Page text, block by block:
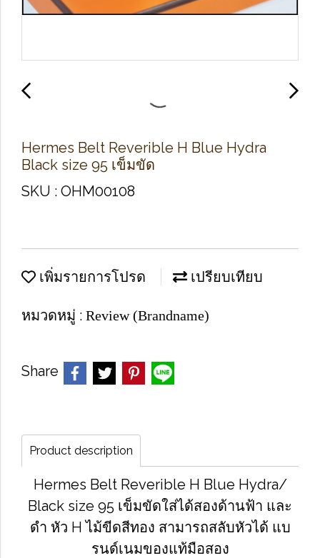
Hermes Belt Reverible H Blue Hydra
Black size 95 เข็มขัด
SKU : OHM00108
เพิ่มรายการโปรด เปรียบเทียบ
หมวดหมู่ : Review (Brandname)
Share
Product description
Hermes Belt Reverible H Blue Hydra/
Black size 95 เข็มขัดใส่ได้สองด้านฟ้า และ
ดำ หัว H ไม้ขีดสีทอง สามารถสลับหัวได้ แบ
รนด์เนมของแท้มือสอง